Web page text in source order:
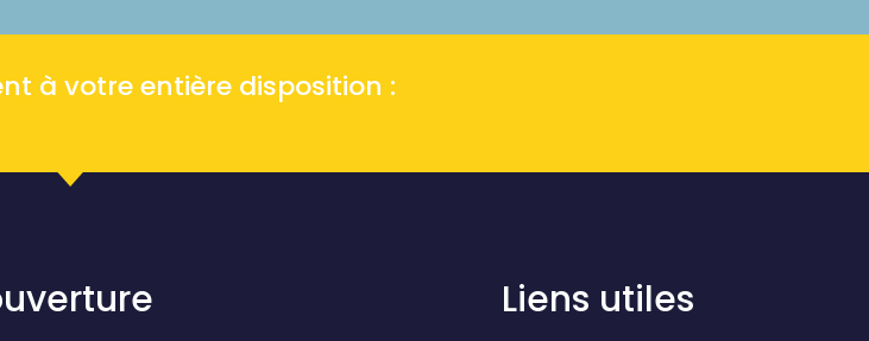
à votre entière disposition :
Liens utiles